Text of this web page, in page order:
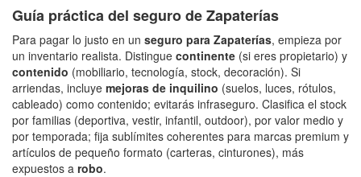
Guía práctica del seguro de Zapaterías
Para pagar lo justo en un seguro para Zapaterías, empieza por
un inventario realista. Distingue continente (si eres propietario) y
contenido (mobiliario, tecnología, stock, decoración). Si
arriendas, incluye mejoras de inquilino (suelos, luces, rótulos,
cableado) como contenido; evitarás infraseguro. Clasifica el stock
por familias (deportiva, vestir, infantil, outdoor), por valor medio y
por temporada; fija sublímites coherentes para marcas premium y
artículos de pequeño formato (carteras, cinturones), más
expuestos a robo.